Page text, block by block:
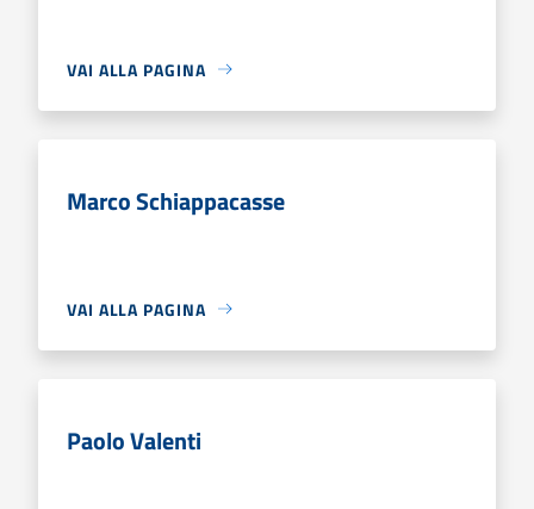
VAI ALLA PAGINA
Marco Schiappacasse
VAI ALLA PAGINA
Paolo Valenti